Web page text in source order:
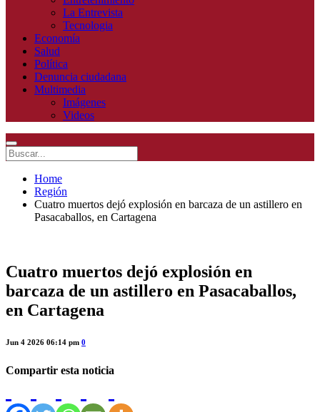
La Entrevista
Tecnologia
Economía
Salud
Política
Denuncia ciudadana
Multimedia
Imágenes
Videos
Home
Región
Cuatro muertos dejó explosión en barcaza de un astillero en
Pasacaballos, en Cartagena
Cuatro muertos dejó explosión en
barcaza de un astillero en Pasacaballos,
en Cartagena
Jun 4 2026 06:14 pm 0
Compartir esta noticia